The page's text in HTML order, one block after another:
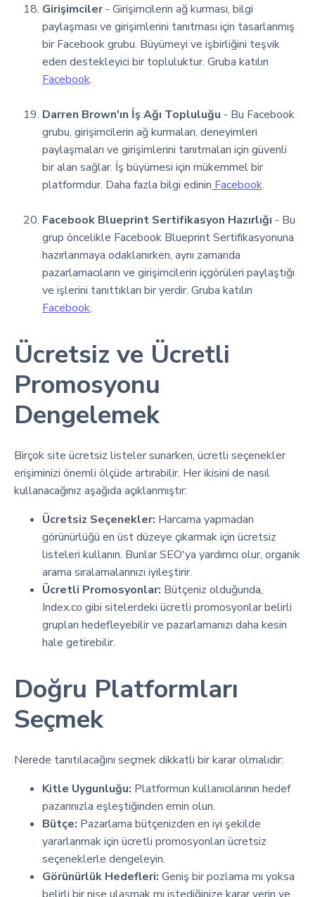
Girişimciler- Girişimcilerin ağ kurması, bilgi
paylaşması ve girişimlerini tanıtması için tasarlanmış
bir Facebook grubu. Büyümeyi ve işbirliğini teşvik
eden destekleyici bir topluluktur. Gruba katılın
Facebook.
Darren Brown'ın İş Ağı Topluluğu - Bu Facebook
grubu, girişimcilerin ağ kurmaları, deneyimleri
paylaşmaları ve girişimlerini tanıtmaları için güvenli
bir alan sağlar. İş büyümesi için mükemmel bir
platformdur. Daha fazla bilgi edinin Facebook.
Facebook Blueprint Sertifikasyon Hazırlığı - Bu
grup öncelikle Facebook Blueprint Sertifikasyonuna
hazırlanmaya odaklanırken, aynı zamanda
pazarlamacıların ve girişimcilerin içgörüleri paylaştığı
ve işlerini tanıttıkları bir yerdir. Gruba katılın
Facebook.
Ücretsiz ve Ücretli
Promosyonu
Dengelemek
Birçok site ücretsiz listeler sunarken, ücretli seçenekler
erişiminizi önemli ölçüde artırabilir. Her ikisini de nasıl
kullanacağınız aşağıda açıklanmıştır:
Ücretsiz Seçenekler: Harcama yapmadan
görünürlüğü en üst düzeye çıkarmak için ücretsiz
listeleri kullanın. Bunlar SEO'ya yardımcı olur, organik
arama sıralamalarınızı iyileştirir.
Ücretli Promosyonlar: Bütçeniz olduğunda,
Index.co gibi sitelerdeki ücretli promosyonlar belirli
grupları hedefleyebilir ve pazarlamanızı daha kesin
hale getirebilir.
Doğru Platformları
Seçmek
Nerede tanıtılacağını seçmek dikkatli bir karar olmalıdır:
Kitle Uygunluğu: Platformun kullanıcılarının hedef
pazarınızla eşleştiğinden emin olun.
Bütçe: Pazarlama bütçenizden en iyi şekilde
yararlanmak için ücretli promosyonları ücretsiz
seçeneklerle dengeleyin.
Görünürlük Hedefleri: Geniş bir pozlama mı yoksa
belirli bir nişe ulaşmak mı istediğinize karar verin ve